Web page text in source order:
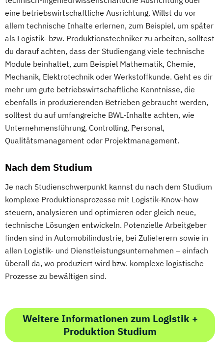
eine betriebswirtschaftliche Ausrichtung. Willst du vor
allem technische Inhalte erlernen, zum Beispiel, um später
als Logistik- bzw. Produktionstechniker zu arbeiten, solltest
du darauf achten, dass der Studiengang viele technische
Module beinhaltet, zum Beispiel Mathematik, Chemie,
Mechanik, Elektrotechnik oder Werkstoffkunde. Geht es dir
mehr um gute betriebswirtschaftliche Kenntnisse, die
ebenfalls in produzierenden Betrieben gebraucht werden,
solltest du auf umfangreiche BWL-Inhalte achten, wie
Unternehmensführung, Controlling, Personal,
Qualitätsmanagement oder Projektmanagement.
Nach dem Studium
Je nach Studienschwerpunkt kannst du nach dem Studium
komplexe Produktionsprozesse mit Logistik-Know-how
steuern, analysieren und optimieren oder gleich neue,
technische Lösungen entwickeln. Potenzielle Arbeitgeber
finden sind in Automobilindustrie, bei Zulieferern sowie in
allen Logistik- und Dienstleistungsunternehmen – einfach
überall da, wo produziert wird bzw. komplexe logistische
Prozesse zu bewältigen sind.
Weitere Informationen zum Logistik +
Produktion Studium